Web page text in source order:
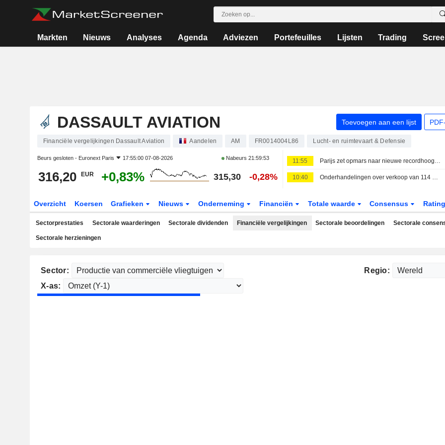
Markten Nieuws Analyses Agenda Adviezen Portefeuilles Lijsten Trading
DASSAULT AVIATION Toevoegen aan een lijst
Financiële vergelijkingen Dassault Aviation Aandelen AM FR0014004L86 Lucht- en ruimtevaart & Defensie
Beurs gesloten - Euronext Paris 17:55:00 07-08-2026 Nabeurs21:59:53
316,20 EUR +0,83% 315,30 -0,28%
11:55 Parijs zet opmars naar nieuwe recordhoogten voort
10:40 Onderhandelingen over verkoop van 114 Rafales aan India vorderen
Overzicht Koersen Grafieken Nieuws Onderneming Financiën Totale waarde Consensus
Sectorprestaties Sectorale waarderingen Sectorale dividenden Financiële vergelijkingen Sectorale beoordelingen Sectorale
Sectorale herzieningen
Sector:
Regio:
X-as: